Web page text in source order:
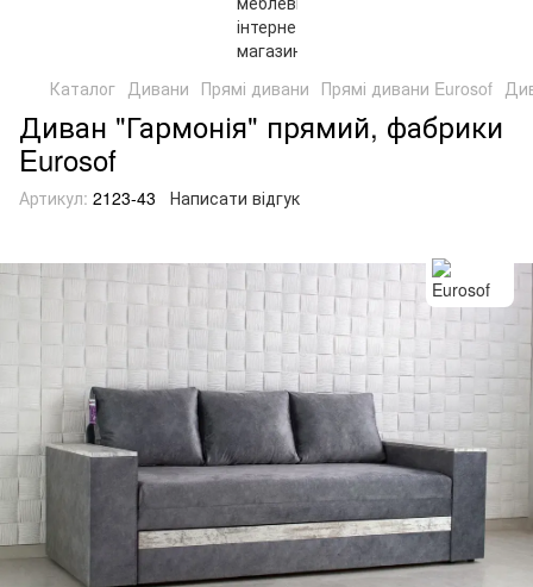
Каталог Дивани Прямі дивани Прямі дивани Eurosof
Диван "Гармонія" прямий, фабрики
Eurosof
Артикул: 2123-43 Написати відгук